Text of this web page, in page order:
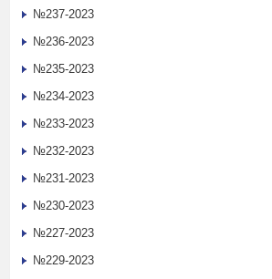
№237-2023
№236-2023
№235-2023
№234-2023
№233-2023
№232-2023
№231-2023
№230-2023
№227-2023
№229-2023